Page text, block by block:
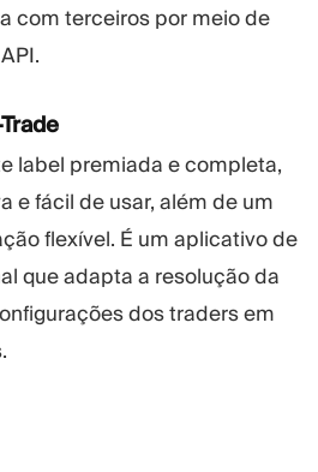
com terceiros por meio de
label premiada e completa,
e fácil de usar, além de um
flexível. É um aplicativo de
que adapta a resolução da
dos traders em